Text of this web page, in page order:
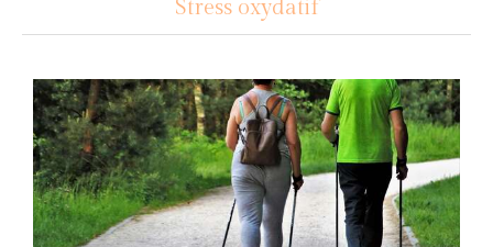
Stress oxydatif